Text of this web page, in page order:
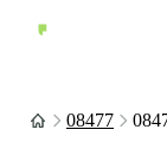
08477